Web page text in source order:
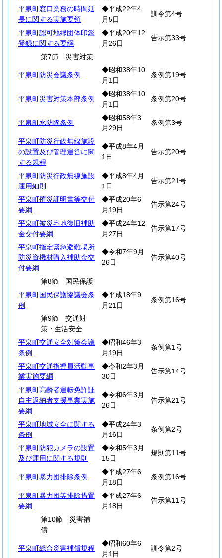
平泉町窓口業務の時間延
長に関する実施要領
◆平成22年4
月5日
訓令第4号
平泉町認可地縁団体印鑑
登録に関する要綱
◆平成20年12
月26日
告示第33号
第7節 災害対策
平泉町防災会議条例
◆昭和38年10
月1日
条例第19号
平泉町災害対策本部条例
◆昭和38年10
月1日
条例第20号
平泉町水防隊条例
◆昭和58年3
月29日
条例第3号
平泉町防災行政無線施設
の設置及び管理運営に関
する規程
◆平成8年4月
1日
告示第20号
平泉町防災行政無線施設
運用細則
◆平成8年4月
1日
告示第21号
平泉町罹災証明書等交付
要綱
◆平成20年6
月19日
告示第24号
平泉町被災宅地復旧補助
金交付要綱
◆平成24年12
月27日
告示第17号
平泉町指定緊急避難場所
防災資機材購入補助金交
付要綱
◆令和7年9月
26日
告示第40号
第8節 国民保護
平泉町国民保護協議会条
例
◆平成18年9
月21日
条例第16号
第9節 交通対
策・生活安全
平泉町交通安全対策会議
条例
◆昭和46年3
月19日
条例第1号
平泉町交通指導員活動事
業実施要綱
◆令和2年3月
30日
告示第14号
平泉町高齢者運転免許証
自主返納者支援事業実施
要綱
◆令和6年3月
26日
告示第21号
平泉町地域安全に関する
条例
◆平成24年3
月16日
条例第2号
平泉町防犯カメラの設置
及び運用に関する規則
◆令和5年3月
15日
規則第11号
平泉町暴力団排除条例
◆平成27年6
月18日
条例第16号
平泉町暴力団等排除措置
要綱
◆平成27年6
月18日
告示第11号
第10節 災害補
償
平泉町総合災害補償規程
◆昭和60年6
月1日
訓令第2号